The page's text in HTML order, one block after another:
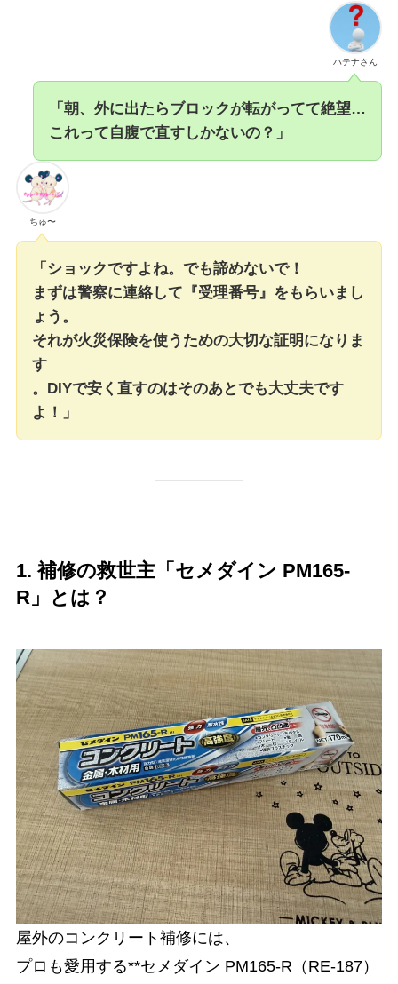
ハテナさん
「朝、外に出たらブロックが転がってて絶望…
これって自腹で直すしかないの？」
ちゅ〜
「ショックですよね。でも諦めないで！
まずは警察に連絡して『受理番号』をもらいまし
ょう。
それが火災保険を使うための大切な証明になりま
す
。DIYで安く直すのはそのあとでも大丈夫です
よ！」
1. 補修の救世主「セメダイン PM165-
R」とは？
屋外のコンクリート補修には、
プロも愛用する**セメダイン PM165-R（RE-187）